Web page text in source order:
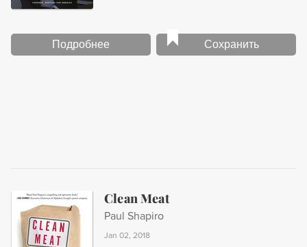
Подробнее Сохранить
Clean Meat
Paul Shapiro
Jan 02, 2018